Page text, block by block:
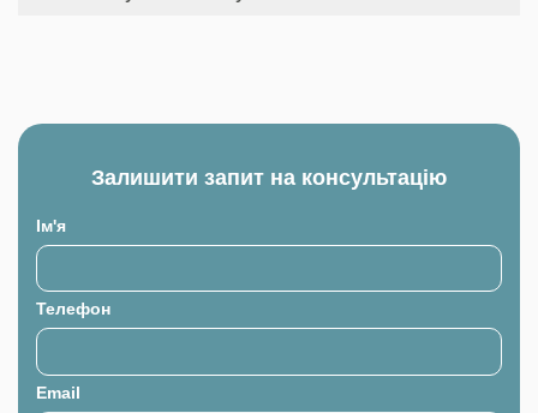
Залишити запит на консультацію
Ім'я
Телефон
Email